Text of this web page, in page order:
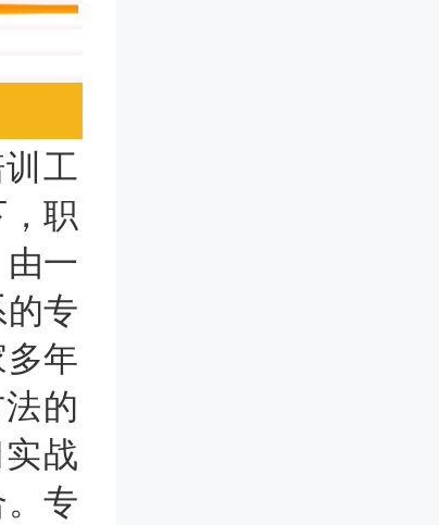
工
职
一
专
年
的
战
专